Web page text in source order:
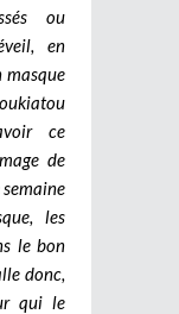
ou
en
masque
ce
de
les
le bon
donc,
qui le